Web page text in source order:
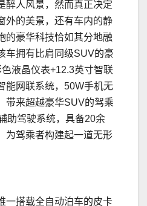
醉人风景，然而真正决定
外的美景，还有车内的静
的豪华科技恰如其分地融
车拥有比肩同级SUV的豪
液晶仪表+12.3英寸智联
能网联系统，50W手机无
带来超越豪华SUV的驾乘
助驾驶系统，具备20余
为驾乘者构建起一道无形
一搭载全自动泊车的皮卡